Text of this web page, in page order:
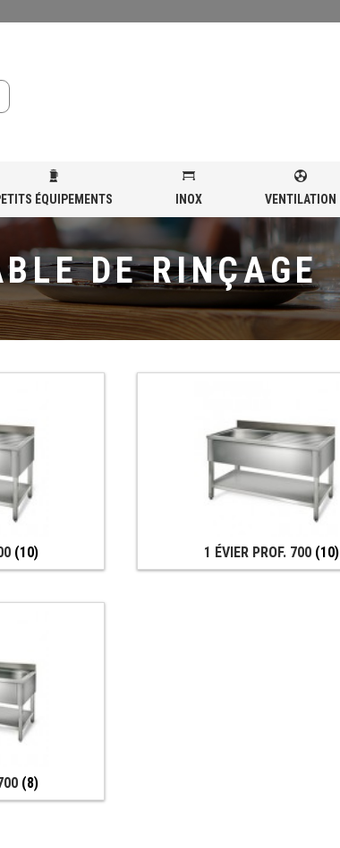
ÉQUIPEMENTS INOX VENTILATION
DE RINÇAGE
(10) 1 ÉVIER PROF. 700 (10)
(8)